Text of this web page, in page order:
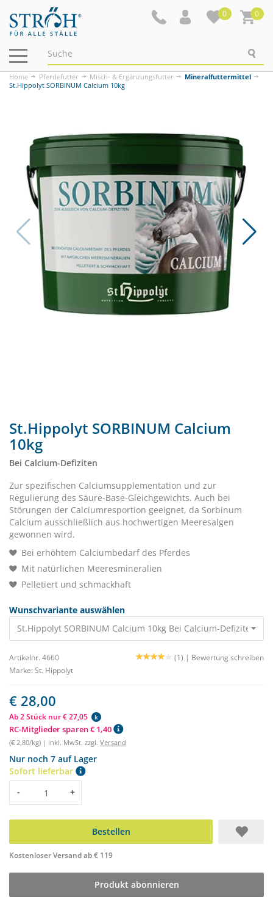
0 0
Navigation
ein-/ausblenden
Home Pferdefutter Misch- & Ergänzungsfutter
Mineralfuttermittel
St.Hippolyt SORBINUM Calcium 10kg
St.Hippolyt SORBINUM Calcium
10kg
Bei Calcium-Defiziten
Zur spezifischen Calciumsupplementation und zur
Regulierung des Säure-Base-Gleichgewichts. Auch bei
Störungen der Calciumresportion geeignet, da Sorbinum
Calcium ausschließlich aus hochwertigen Meeresalgen
gewonnen wird.
Bei erhöhtem Calciumbedarf des Pferdes
Mit natürlichen Meeresmineralien
Pelletiert und schmackhaft
Wunschvariante auswählen
St.Hippolyt SORBINUM Calcium 10kg Bei Calcium-Defiziten
Artikelnr. 4660 (1) | Bewertung schreiben
Marke: St. Hippolyt
€ 28,00
Ab 2 Stück nur € 27,05 k
RC-Mitglieder sparen € 1,40
(€ 2,80/kg) | inkl. MwSt. zzgl. Versand
Nur noch 7 auf Lager
Sofort lieferbar
Menge
- +
Bestellen
Kostenloser Versand ab € 119
Produkt abonnieren